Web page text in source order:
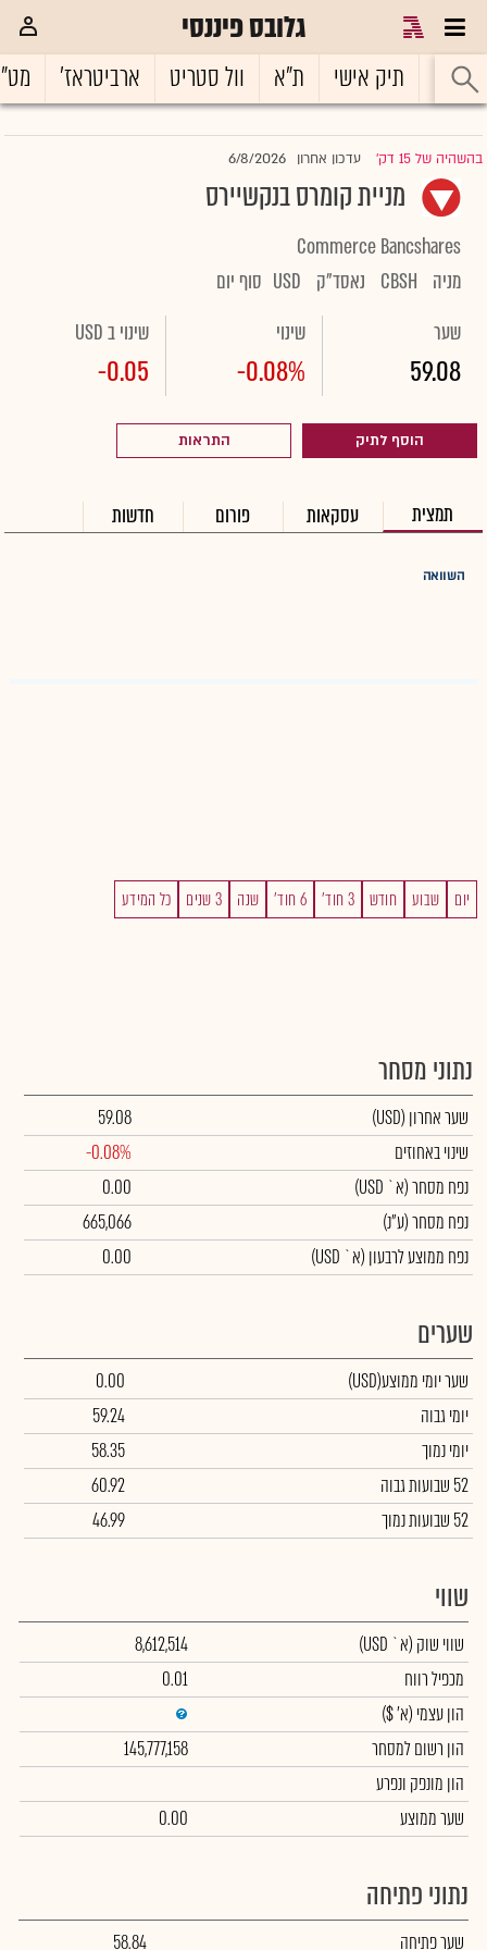
גלובס פיננסי
ראשי תיק אישי ת"א וול סטריט ארביטראז'
בהשהיה של 15 דק' |עדכון אחרון 6/8/2026
מניית קומרס בנקשיירס
Commerce Bancshares
מניה
CBSH נאסד"ק USD סוף יום
שער
59.08
שינוי
-0.08%
שינוי ב USD
-0.05
הוסף לתיק התראות
תמצית עסקאות פורום חדשות
השוואה
יום שבוע חודש 3 חוד' 6 חוד' שנה 3 שנים כל המידע
נתוני מסחר
שער אחרון (USD)
59.08
שינוי באחוזים
-0.08%
נפח מסחר(א` USD)
0.00
נפח מסחר(ע"נ)
665,066
נפח ממוצע לרבעון (א` USD)
0.00
שערים
שער יומי ממוצע(USD)
0.00
יומי גבוה
59.24
יומי נמוך
58.35
52 שבועות גבוה
60.92
52 שבועות נמוך
46.99
שווי
שווי שוק (א` USD)
8,612,514
מכפיל רווח
0.01
הון עצמי (א' $)
הון רשום למסחר
145,777,158
הון מונפק ונפרע
שער ממוצע
0.00
נתוני פתיחה
שער פתיחה 58.84